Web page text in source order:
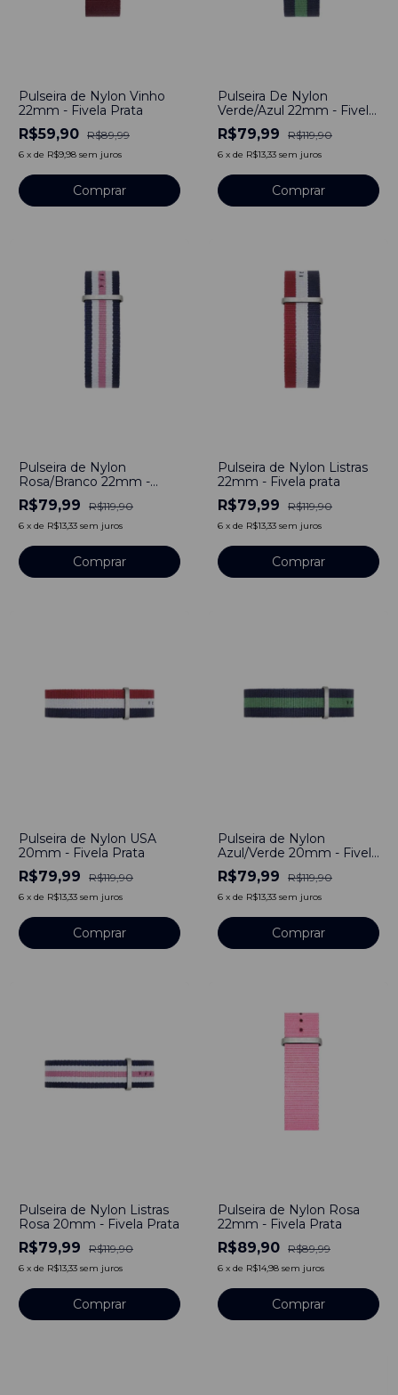
Pulseira de Nylon Vinho
22mm - Fivela Prata
R$59,90 R$89,99
6 x de R$9,98 sem juros
Comprar
Pulseira De Nylon
Verde/Azul 22mm - Fivela
Prata
R$79,99 R$119,90
6 x de R$13,33 sem juros
Comprar
Pulseira de Nylon
Rosa/Branco 22mm -
Fivela Prata
R$79,99 R$119,90
6 x de R$13,33 sem juros
Comprar
Pulseira de Nylon Listras
22mm - Fivela prata
R$79,99 R$119,90
6 x de R$13,33 sem juros
Comprar
Pulseira de Nylon USA
20mm - Fivela Prata
R$79,99 R$119,90
6 x de R$13,33 sem juros
Comprar
Pulseira de Nylon
Azul/Verde 20mm - Fivela
Prata
R$79,99 R$119,90
6 x de R$13,33 sem juros
Comprar
Pulseira de Nylon Listras
Rosa 20mm - Fivela Prata
R$79,99 R$119,90
6 x de R$13,33 sem juros
Comprar
Pulseira de Nylon Rosa
22mm - Fivela Prata
R$89,90 R$89,99
6 x de R$14,98 sem juros
Comprar